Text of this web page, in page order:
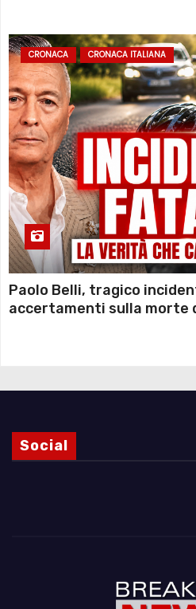
CRONACA CRONACA ITALIANA
Paolo Belli, tragico
accertamenti sulla morte
Social